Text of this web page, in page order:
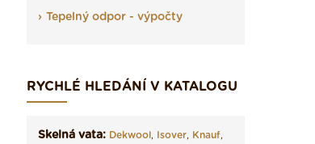
Tepelný odpor - výpočty
RYCHLÉ HLEDÁNÍ V KATALOGU
Skelná vata: Dekwool, Isover, Knauf,